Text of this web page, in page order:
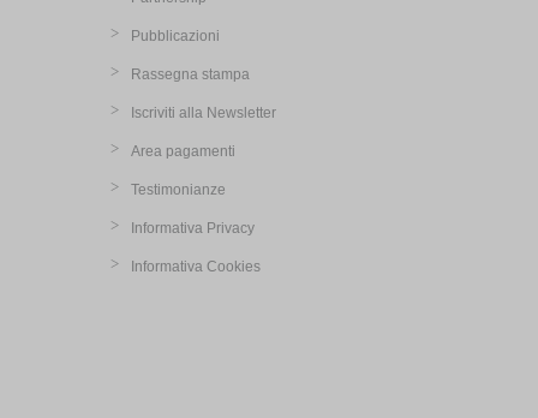
Pubblicazioni
Rassegna stampa
Iscriviti alla Newsletter
Area pagamenti
Testimonianze
Informativa Privacy
Informativa Cookies